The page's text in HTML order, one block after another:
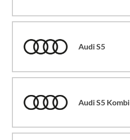
Audi S5
Audi S5 Kombi